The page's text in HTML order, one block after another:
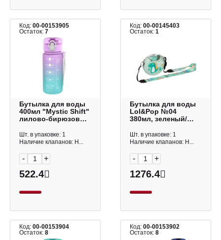
Код: 00-00153905
Остаток: 7
Бутылка для воды
400мл "Mystic Shift"
лилово-бирюзовый
Шт. в упаковке: 1
Наличие клапанов: Н...
- +
522.4
Код:00-00145403
Остаток:1
Бутылка для воды
Lol&Pop №04
380мл, зеленый/
Шт. в упаковке: 1
Наличие клапанов: Н...
- +
1276.4
Код: 00-00153904
Остаток: 8
Код:00-00153902
Остаток:8